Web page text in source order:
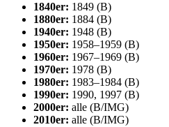
1840er: 1849 (B)
1880er: 1884 (B)
1940er: 1948 (B)
1950er: 1958–1959 (B)
1960er: 1967–1969 (B)
1970er: 1978 (B)
1980er: 1983–1984 (B)
1990er: 1990, 1997 (B)
2000er: alle (B/IMG)
2010er: alle (B/IMG)